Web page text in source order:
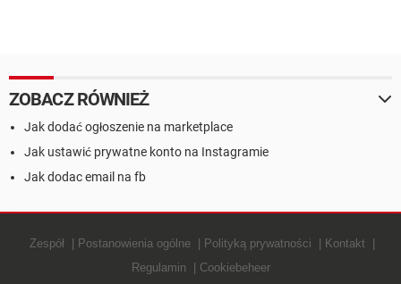
ZOBACZ RÓWNIEŻ
Jak dodać ogłoszenie na marketplace
Jak ustawić prywatne konto na Instagramie
Jak dodac email na fb
Zespół Postanowienia ogólne Polityką prywatności
Kontakt
Regulamin
Cookiebeheer